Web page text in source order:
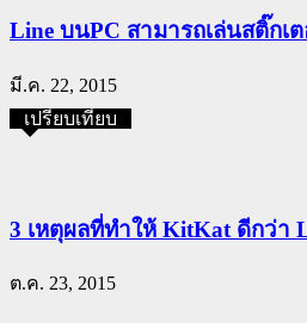
Line บนPC สามารถเล่นสติ๊กเ
มี.ค. 22, 2015
เปรียบเทียบ
3 เหตุผลที่ทำให้ KitKat ดีกว่า
ต.ค. 23, 2015